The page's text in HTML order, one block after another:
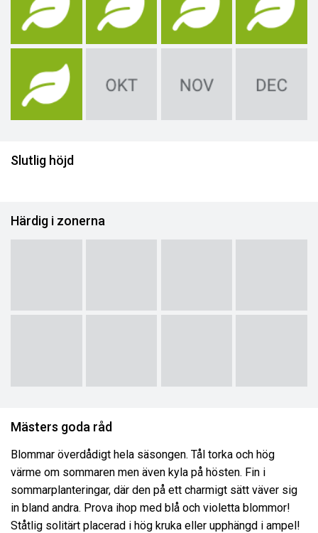
Slutlig höjd
Härdig i zonerna
Mästers goda råd
Blommar överdådigt hela säsongen. Tål torka och hög
värme om sommaren men även kyla på hösten. Fin i
sommarplanteringar, där den på ett charmigt sätt väver sig
in bland andra. Prova ihop med blå och violetta blommor!
Ståtlig solitärt placerad i hög kruka eller upphängd i ampel!